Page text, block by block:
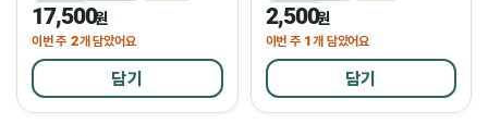
냉동
17,500원
이번 주 2개 담았어요
담기
냉동
2,500원
이번 주 1개 담았어요
담기